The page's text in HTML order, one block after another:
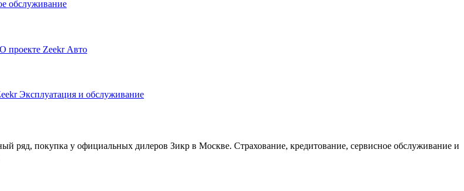
обслуживание
О проекте Zeekr Авто
Эксплуатация и обслуживание
ряд, покупка у официальных дилеров Зикр в Москве. Страхование, кредитование, сервисное обслуживание и